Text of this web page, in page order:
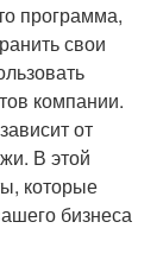
программа,
свои
компании.
от
В этой
которые
бизнеса